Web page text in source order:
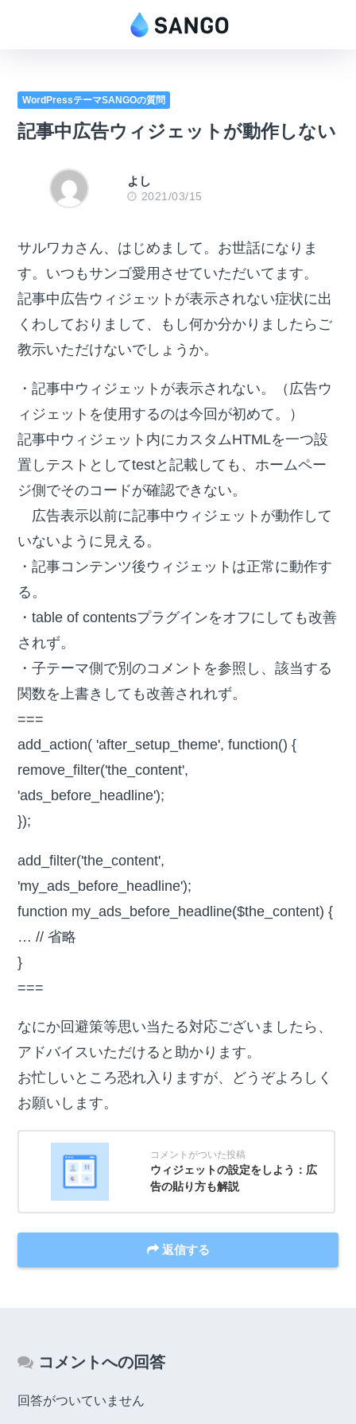
WordPressテーマSANGOの質問
記事中広告ウィジェットが動作しない
よし
2021/03/15
サルワカさん、はじめまして。お世話になりま
す。いつもサンゴ愛用させていただいてます。
記事中広告ウィジェットが表示されない症状に出
くわしておりまして、もし何か分かりましたらご
教示いただけないでしょうか。
・記事中ウィジェットが表示されない。（広告ウ
ィジェットを使用するのは今回が初めて。）
記事中ウィジェット内にカスタムHTMLを一つ設
置しテストとしてtestと記載しても、ホームペー
ジ側でそのコードが確認できない。
広告表示以前に記事中ウィジェットが動作して
いないように見える。
・記事コンテンツ後ウィジェットは正常に動作す
る。
・table of contentsプラグインをオフにしても改善
されず。
・子テーマ側で別のコメントを参照し、該当する
関数を上書きしても改善されれず。
===
add_action( 'after_setup_theme', function() {
remove_filter('the_content',
'ads_before_headline');
});
add_filter('the_content',
'my_ads_before_headline');
function my_ads_before_headline($the_content) {
… // 省略
}
===
なにか回避策等思い当たる対応ございましたら、
アドバイスいただけると助かります。
お忙しいところ恐れ入りますが、どうぞよろしく
お願いします。
ウィジェットの設定をしよう：広
告の貼り方も解説
返信する
コメントへの回答
回答がついていません